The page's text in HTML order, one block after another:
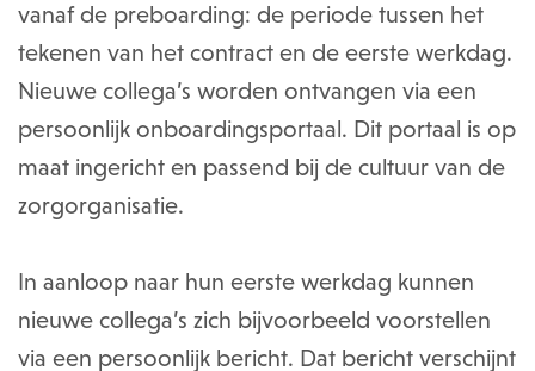
vanaf de preboarding: de periode tussen het
tekenen van het contract en de eerste werkdag.
Nieuwe collega’s worden ontvangen via een
persoonlijk onboardingsportaal. Dit portaal is op
maat ingericht en passend bij de cultuur van de
zorgorganisatie.
In aanloop naar hun eerste werkdag kunnen
nieuwe collega’s zich bijvoorbeeld voorstellen
via een persoonlijk bericht. Dat bericht verschijnt